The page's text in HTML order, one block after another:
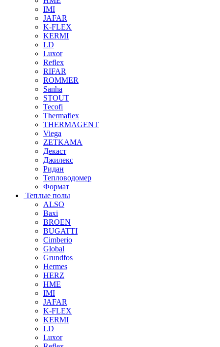
IMI
JAFAR
K-FLEX
KERMI
LD
Luxor
Reflex
RIFAR
ROMMER
Sanha
STOUT
Tecofi
Thermaflex
THERMAGENT
Viega
ZETKAMA
Декаст
Джилекс
Ридан
Тепловодомер
Формат
Теплые полы
ALSO
Baxi
BROEN
BUGATTI
Cimberio
Global
Grundfos
Hermes
HERZ
HME
IMI
JAFAR
K-FLEX
KERMI
LD
Luxor